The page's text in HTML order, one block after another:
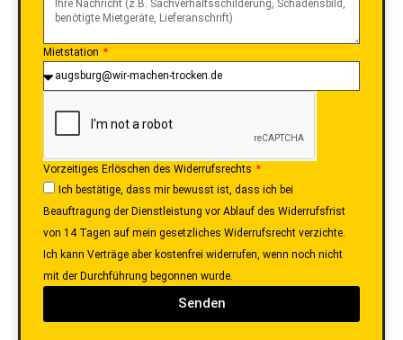
Mietstation
Vorzeitiges Erlöschen des Widerrufsrechts
Ich bestätige, dass mir bewusst ist, dass ich bei
Beauftragung der Dienstleistung vor Ablauf des Widerrufsfrist
von 14 Tagen auf mein gesetzliches Widerrufsrecht verzichte.
Ich kann Verträge aber kostenfrei widerrufen, wenn noch nicht
mit der Durchführung begonnen wurde.
Senden